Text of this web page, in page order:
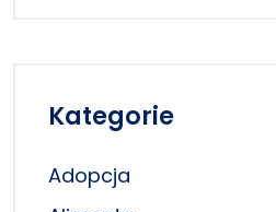
Kategorie
Adopcja